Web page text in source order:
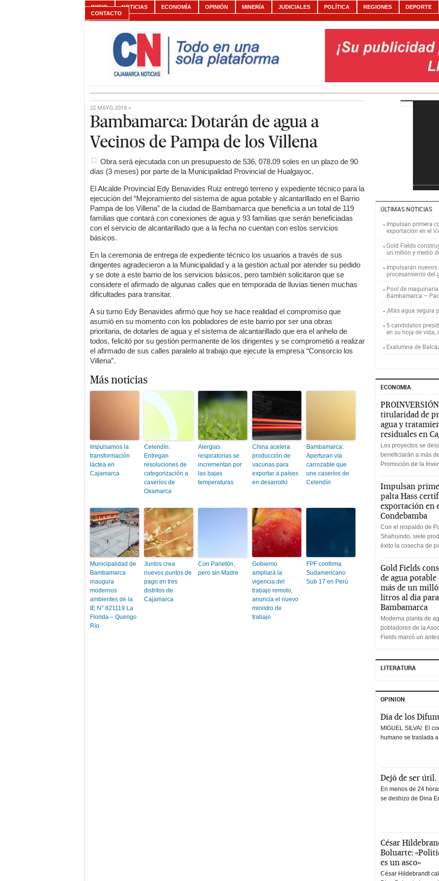
INICIO NOTICIAS ECONOMÍA OPINIÓN MINERÍA JUDICIALES POLÍTICA REGIONES
DEPORTE
CONTACTO
22 MAYO, 2018 »
Bambamarca: Dotarán de agua a
Vecinos de Pampa de los Villena
Obra será ejecutada con un presupuesto de 536, 078.09 soles en un plazo de 90
días (3 meses) por parte de la Municipalidad Provincial de Hualgayoc.
El Alcalde Provincial Edy Benavides Ruiz entregó terreno y expediente técnico para la
ejecución del “Mejoramiento del sistema de agua potable y alcantarillado en el Barrio
Pampa de los Villena” de la ciudad de Bambamarca que beneficia a un total de 119
familias que contará con conexiones de agua y 93 familias que serán beneficiadas
con el servicio de alcantarillado que a la fecha no cuentan con estos servicios
básicos.
En la ceremonia de entrega de expediente técnico los usuarios a través de sus
dirigentes agradecieron a la Municipalidad y a la gestión actual por atender su pedido
y se dote a este barrio de los servicios básicos, pero también solicitaron que se
considere el afirmado de algunas calles que en temporada de lluvias tienen muchas
dificultades para transitar.
A su turno Edy Benavides afirmó que hoy se hace realidad el compromiso que
asumió en su momento con los pobladores de este barrio por ser una obras
prioritaria, de dotarles de agua y el sistema de alcantarillado que era el anhelo de
todos, felicitó por su gestión permanente de los dirigentes y se comprometió a realizar
el afirmado de sus calles paralelo al trabajo que ejecute la empresa “Consorcio los
Villena”.
Más noticias
Impulsamos la
transformación
láctea en
Cajamarca
Celendín:
Entregan
resoluciones de
categorización a
caseríos de
Oxamarca
Alergias
respiratorias se
incrementan por
las bajas
temperaturas
China acelera
producción de
vacunas para
exportar a países
en desarrollo
Bambamarca:
Aperturan vía
carrozable que
une caseríos de
Celendín
Municipalidad de
Bambamarca
inaugura
modernos
ambientes de la
IE N° 821119 La
Florida – Quengo
Río
Juntos crea
nuevos puntos de
pago en tres
distritos de
Cajamarca
Con Panetón,
pero sin Madre
Gobierno
ampliará la
vigencia del
trabajo remoto,
anuncia el nuevo
ministro de
trabajo
FPF confirma
Sudamericano
Sub 17 en Perú
ÚLTIMAS NOTICIAS
Impulsan primera
exportación en el
Gold Fields
un millón y medio
Impulsarán
procesamiento del
Pool de
Bambamarca –
¡Más agua segura
5 candidatos
en su hoja de vida,
Exalumna de
ECONOMIA
titularidad de
agua y
residuales en
Los proyectos se
beneficiarán a más
Promoción de la
Impulsan
palta Hass
exportación en
Condebamba
Con el respaldo de
Shahuindo, siete
éxito la cosecha de
Gold Fields
de agua
más de un
litros al día
Bambamarca
Moderna planta de
pobladores de la
Fields marcó un
LITERATURA
OPINION
Día de los
MIGUEL SILVA/. El
humano se traslada
Dejó de ser útil.
En menos de 24
se deshizo de Dina
César
Boluarte:
es un asco»
César Hildebrandt